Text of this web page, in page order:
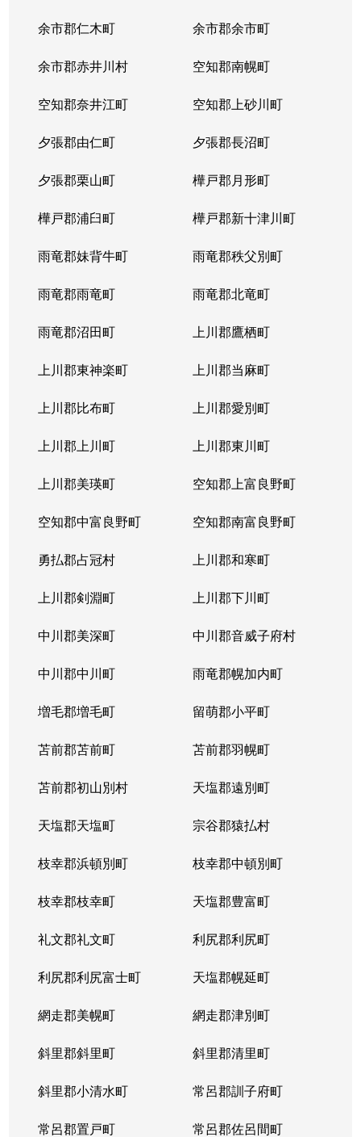
余市郡仁木町 余市郡余市町
余市郡赤井川村 空知郡南幌町
空知郡奈井江町 空知郡上砂川町
夕張郡由仁町 夕張郡長沼町
夕張郡栗山町 樺戸郡月形町
樺戸郡浦臼町 樺戸郡新十津川町
雨竜郡妹背牛町 雨竜郡秩父別町
雨竜郡雨竜町 雨竜郡北竜町
雨竜郡沼田町 上川郡鷹栖町
上川郡東神楽町 上川郡当麻町
上川郡比布町 上川郡愛別町
上川郡上川町 上川郡東川町
上川郡美瑛町 空知郡上富良野町
空知郡中富良野町 空知郡南富良野町
勇払郡占冠村 上川郡和寒町
上川郡剣淵町 上川郡下川町
中川郡美深町 中川郡音威子府村
中川郡中川町 雨竜郡幌加内町
増毛郡増毛町 留萌郡小平町
苫前郡苫前町 苫前郡羽幌町
苫前郡初山別村 天塩郡遠別町
天塩郡天塩町 宗谷郡猿払村
枝幸郡浜頓別町 枝幸郡中頓別町
枝幸郡枝幸町 天塩郡豊富町
礼文郡礼文町 利尻郡利尻町
利尻郡利尻富士町 天塩郡幌延町
網走郡美幌町 網走郡津別町
斜里郡斜里町 斜里郡清里町
斜里郡小清水町 常呂郡訓子府町
常呂郡置戸町 常呂郡佐呂間町